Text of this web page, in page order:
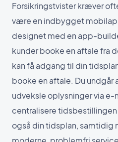
Forsikringstvister kræver
være en indbygget
designet med en app-
kunder booke en aftale fra
kan få adgang til din
booke en aftale. Du undgår
udveksle oplysninger via
centralisere
også din tidsplan, samtidig